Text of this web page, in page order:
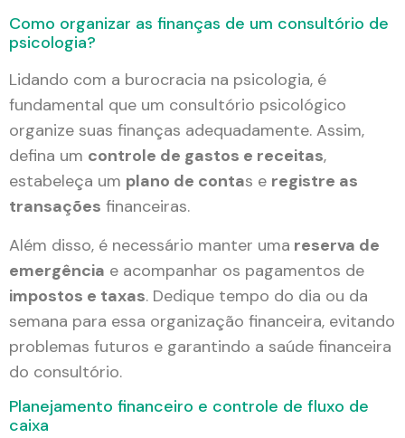
Como organizar as finanças de um consultório de
psicologia?
Lidando com a burocracia na psicologia, é
fundamental que um consultório psicológico
organize suas finanças adequadamente. Assim,
defina um controle de gastos e receitas,
estabeleça um plano de contas e registre as
transações financeiras.
Além disso, é necessário manter uma reserva de
emergência e acompanhar os pagamentos de
impostos e taxas. Dedique tempo do dia ou da
semana para essa organização financeira, evitando
problemas futuros e garantindo a saúde financeira
do consultório.
Planejamento financeiro e controle de fluxo de
caixa